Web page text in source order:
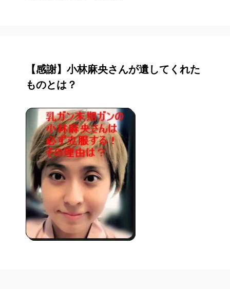
【感謝】小林麻央さんが遺してくれた
ものとは？